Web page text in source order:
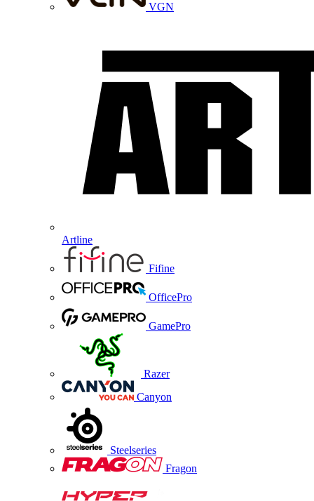
VGN
Artline
Fifine
OfficePro
GamePro
Razer
Canyon
Steelseries
Fragon